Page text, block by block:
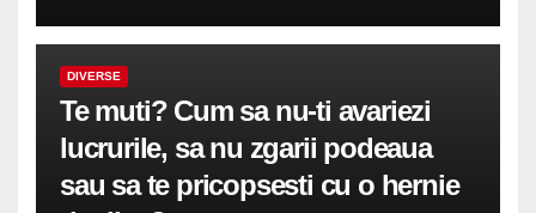
DIVERSE
Te muti? Cum sa nu-ti avariezi
lucrurile, sa nu zgarii podeaua
sau sa te pricopsesti cu o hernie